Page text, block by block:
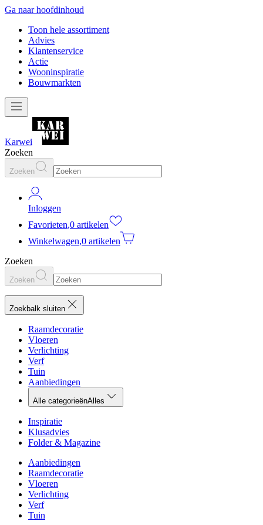
Ga naar hoofdinhoud
Toon hele assortiment
Advies
Klantenservice
Actie
Wooninspiratie
Bouwmarkten
Karwei
Zoeken
Zoeken
Inloggen
Favorieten,0 artikelen
Winkelwagen,0 artikelen
Zoeken
Zoeken
Zoekbalk sluiten
Raamdecoratie
Vloeren
Verlichting
Verf
Tuin
Aanbiedingen
Alle categorieënAlles
Inspiratie
Klusadvies
Folder & Magazine
Aanbiedingen
Raamdecoratie
Vloeren
Verlichting
Verf
Tuin